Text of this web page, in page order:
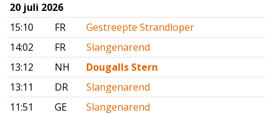
20 juli 2026
15:10
FR
Gestreepte Strandloper
14:02
FR
Slangenarend
13:12
NH
Dougalls Stern
13:11
DR
Slangenarend
11:51
GE Slangenarend